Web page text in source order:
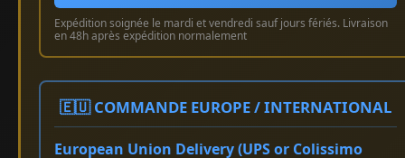
Expédition soignée le mardi et vendredi sauf jours fériés. Livraison
en 48h après expédition normalement
🇪🇺 COMMANDE EUROPE / INTERNATIONAL
European Union Delivery (UPS or Colissimo